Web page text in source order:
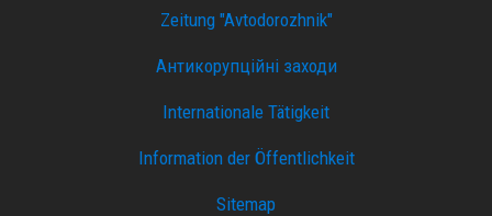
Zeitung "Avtodorozhnik"
Антикорупційні заходи
Internationale Tätigkeit
Information der Öffentlichkeit
Sitemap